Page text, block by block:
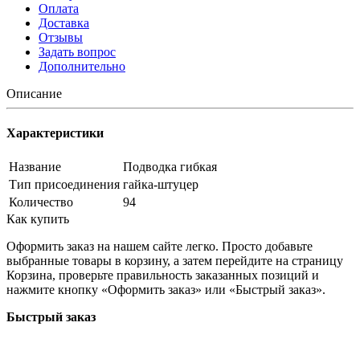
Оплата
Доставка
Отзывы
Задать вопрос
Дополнительно
Описание
Характеристики
Название
Подводка гибкая
Тип присоединения гайка-штуцер
Количество
94
Как купить
Оформить заказ на нашем сайте легко. Просто добавьте
выбранные товары в корзину, а затем перейдите на страницу
Корзина, проверьте правильность заказанных позиций и
нажмите кнопку «Оформить заказ» или «Быстрый заказ».
Быстрый заказ